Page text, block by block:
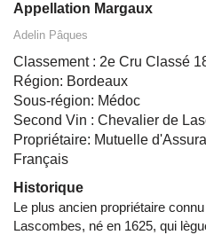
Appellation Margaux
Adelin Pâques
Classement : 2e Cru Classé
Région: Bordeaux
Sous-région: Médoc
Second Vin : Chevalier de
Propriétaire: Mutuelle
Français
Historique
Le plus ancien propriétaire
Lascombes, né en 1625, qui